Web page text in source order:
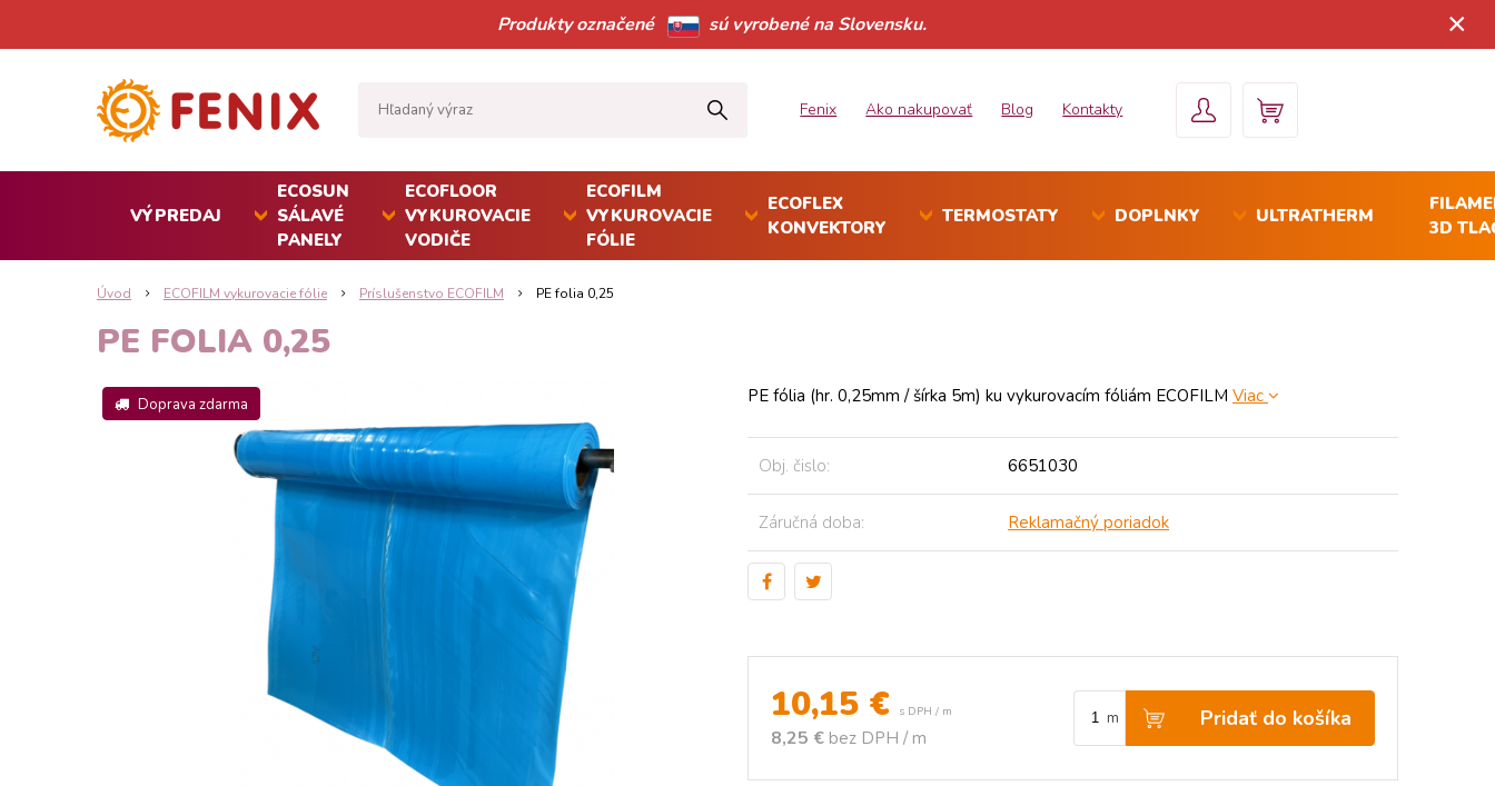
Produkty označené sú vyrobené na Slovensku. ×
Fenix Ako nakupovať Blog Kontakty
VÝPREDAJ
ECOSUN
SÁLAVÉ
PANELY
ECOFLOOR
VYKUROVACIE
VODIČE
ECOFILM
VYKUROVACIE
FÓLIE
ECOFLEX
KONVEKTORY
TERMOSTATY DOPLNKY ULTRATHERM
3D
Úvod ECOFILM vykurovacie fólie Príslušenstvo ECOFILM PE folia 0,25
PE FOLIA 0,25
Doprava zdarma
10,15 € s DPH / m
8,25 € bez DPH / m
m Pridať do košíka
PE fólia (hr. 0,25mm / šírka 5m) ku vykurovacím fóliám ECOFILM Viac
Obj. čislo: 6651030
Záručná doba: Reklamačný poriadok